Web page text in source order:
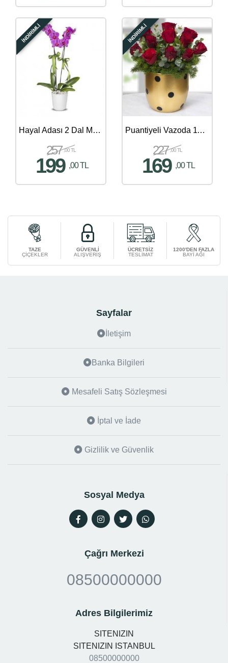
İNDİRİMLİ
Hayal Adası 2 Dal Mor Orkide
257 ,00 TL
199 ,00 TL
İNDİRİMLİ
Puantiyeli Vazoda 11'li Kırmızı Gül Aranjmanı
227 ,00 TL
169 ,00 TL
TAZE
ÇİÇEKLER
GÜVENLİ
ALIŞVERİŞ
ÜCRETSİZ
TESLİMAT
1200'DEN FAZLA
BAYİ AĞI
Sayfalar
İletişim
Banka Bilgileri
Mesafeli Satış Sözleşmesi
İptal ve İade
Gizlilik ve Güvenlik
Sosyal Medya
Çağrı Merkezi
08500000000
Adres Bilgilerimiz
SITENIZIN
SITENIZIN ISTANBUL
08500000000